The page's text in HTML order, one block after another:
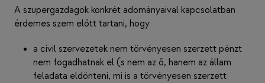
A szupergazdagok konkrét adományaival kapcsolatban
érdemes szem előtt tartani, hogy
a civil szervezetek nem törvényesen szerzett pénzt
nem fogadhatnak el (s nem az ő, hanem az állam
feladata eldönteni, mi is a törvényesen szerzett